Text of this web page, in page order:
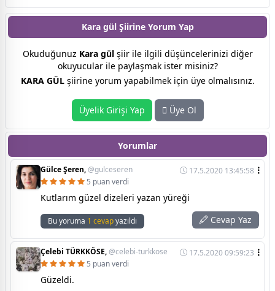
Kara gül Şiirine Yorum Yap
Okuduğunuz Kara gülşiir ile ilgili düşüncelerinizi diğer
okuyucular ile paylaşmak ister misiniz?
KARA GÜLşiirine yorum yapabilmek için üye olmalısınız.
Üyelik Girişi Yap Üye Ol
Yorumlar
Gülce Şeren,@gulceseren
17.5.2020 13:45:58
5 puan verdi
Kutlarım güzel dizeleri yazan yüreği
Bu yoruma 1 cevapyazıldı Cevap Yaz
Çelebi TÜRKKÖSE,@celebi-turkkose
17.5.2020 09:59:23
5 puan verdi
Güzeldi.